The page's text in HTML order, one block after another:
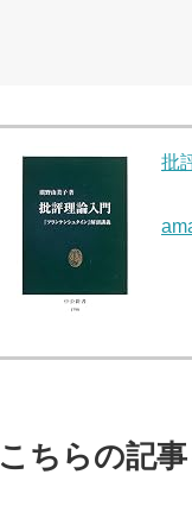
批
こちらの記